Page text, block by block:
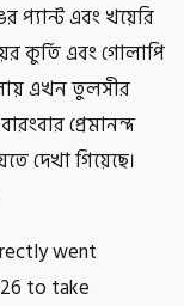
প্যান্ট এবং খয়েরি
কুর্তি এবং গোলাপি
এখন তুলসীর
প্রেমানন্দ
দেখা গিয়েছে।
went
to take